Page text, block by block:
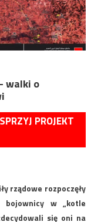
walki o
PROJEKT
rządowe rozpoczęły
w „kotle
się oni na